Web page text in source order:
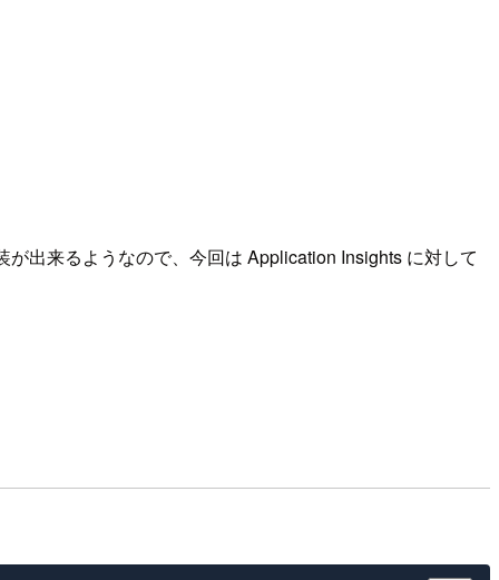
出来るようなので、今回は Application Insights に対して